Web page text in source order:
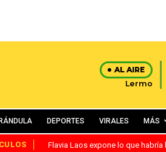
AL AIRE
Lermo
DEPORTES VIRALES MÁS
Flavia Laos expone lo que